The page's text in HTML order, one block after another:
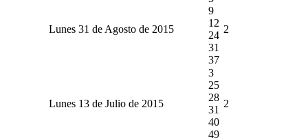
Lunes 31 de Agosto de 2015
9
12
24
31
37
2
Lunes 13 de Julio de 2015
3
25
28
31
40
49
2